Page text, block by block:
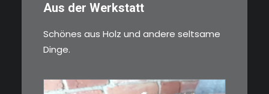
Aus der Werkstatt
Schönes aus Holz und andere seltsame
Dinge.